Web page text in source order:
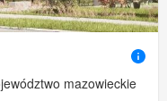
mazowieckie